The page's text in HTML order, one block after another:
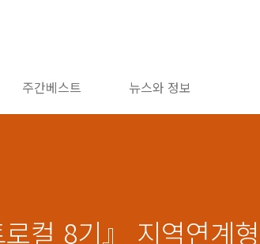
주간베스트 뉴스와 정보
컬 8기』 지역연계